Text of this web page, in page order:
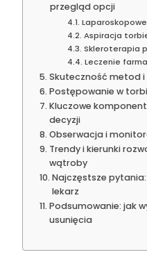
przegląd opcji
Aspiracja
Skleroterapia
Leczenie
Skuteczność metod
Postępowanie w
Kluczowe
decyzji
Obserwacja i
Trendy i kierunki
wątroby
Najczęstsze
lekarz
Podsumowanie: jak
usunięcia